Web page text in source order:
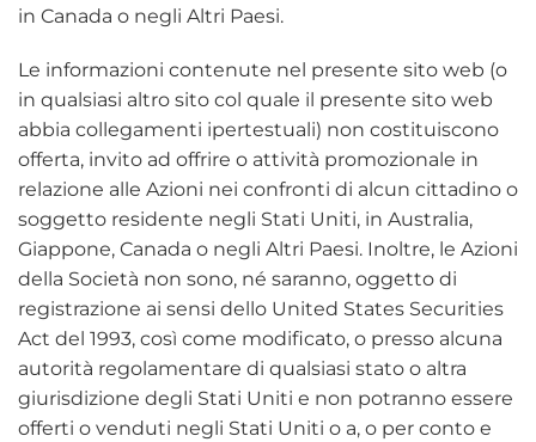
in Canada o negli Altri Paesi.
Le informazioni contenute nel presente sito web (o
in qualsiasi altro sito col quale il presente sito web
abbia collegamenti ipertestuali) non costituiscono
offerta, invito ad offrire o attività promozionale in
relazione alle Azioni nei confronti di alcun cittadino o
soggetto residente negli Stati Uniti, in Australia,
Giappone, Canada o negli Altri Paesi. Inoltre, le Azioni
della Società non sono, né saranno, oggetto di
registrazione ai sensi dello United States Securities
Act del 1993, così come modificato, o presso alcuna
autorità regolamentare di qualsiasi stato o altra
giurisdizione degli Stati Uniti e non potranno essere
offerti o venduti negli Stati Uniti o a, o per conto e